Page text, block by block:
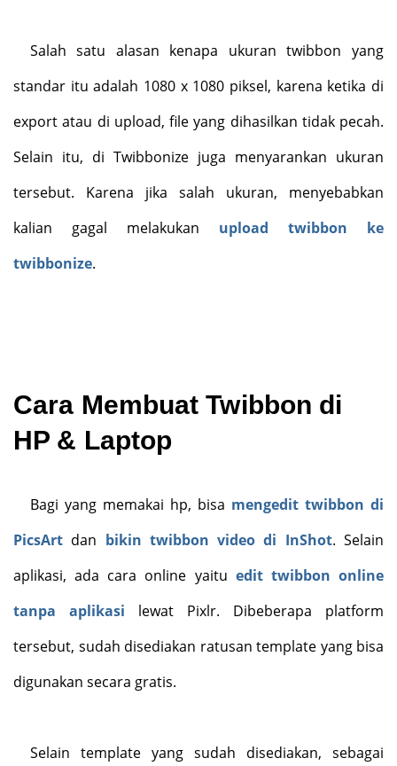
Salah satu alasan kenapa ukuran twibbon yang
standar itu adalah 1080 x 1080 piksel, karena ketika di
export atau di upload, file yang dihasilkan tidak pecah.
Selain itu, di Twibbonize juga menyarankan ukuran
tersebut. Karena jika salah ukuran, menyebabkan
kalian gagal melakukan upload twibbon ke
twibbonize.
Cara Membuat Twibbon di
HP & Laptop
Bagi yang memakai hp, bisa mengedit twibbon di
PicsArt dan bikin twibbon video di InShot. Selain
aplikasi, ada cara online yaitu edit twibbon online
tanpa aplikasi lewat Pixlr. Dibeberapa platform
tersebut, sudah disediakan ratusan template yang bisa
digunakan secara gratis.
Selain template yang sudah disediakan, sebagai